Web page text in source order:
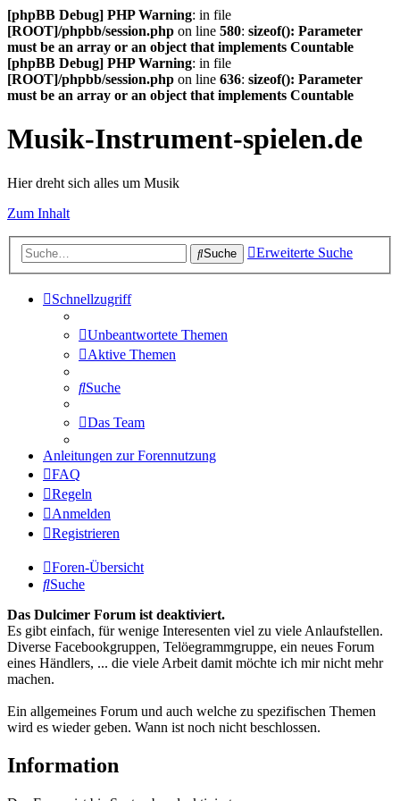
[phpBB Debug] PHP Warning: in file
[ROOT]/phpbb/session.php on line 580: sizeof(): Parameter
must be an array or an object that implements Countable
[phpBB Debug] PHP Warning: in file
[ROOT]/phpbb/session.php on line 636: sizeof(): Parameter
must be an array or an object that implements Countable
Musik-Instrument-spielen.de
Hier dreht sich alles um Musik
Zum Inhalt
Suche Erweiterte Suche
Schnellzugriff
Unbeantwortete Themen
Aktive Themen
Suche
Das Team
Anleitungen zur Forennutzung
FAQ
Regeln
Anmelden
Registrieren
Foren-Übersicht
Suche
Das Dulcimer Forum ist deaktiviert.
Es gibt einfach, für wenige Interesenten viel zu viele Anlaufstellen.
Diverse Facebookgruppen, Telöegrammgruppe, ein neues Forum
eines Händlers, ... die viele Arbeit damit möchte ich mir nicht mehr
machen.
Ein allgemeines Forum und auch welche zu spezifischen Themen
wird es wieder geben. Wann ist noch nicht beschlossen.
Information